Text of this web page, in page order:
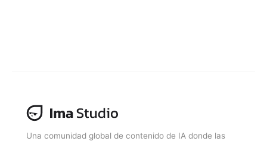
Una comunidad global de contenido de IA donde las